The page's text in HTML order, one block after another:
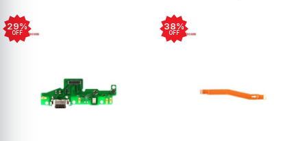
29%
OFF
38%
OFF